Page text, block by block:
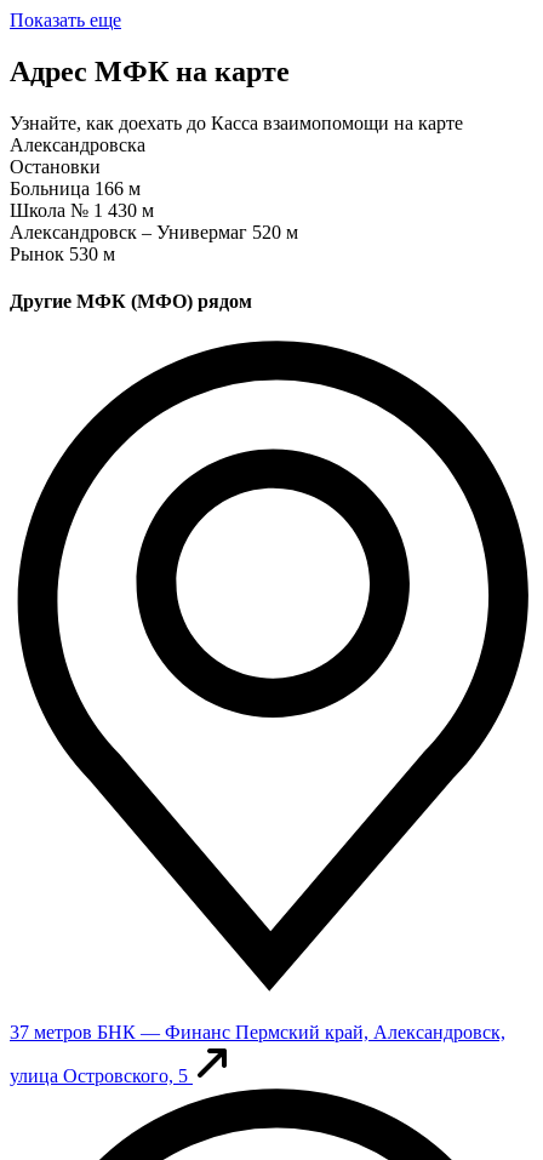
Показать еще
Адрес МФК на карте
Узнайте, как доехать до Касса взаимопомощи на карте
Александровска
Остановки
Больница 166 м
Школа № 1 430 м
Александровск – Универмаг 520 м
Рынок 530 м
Другие МФК (МФО) рядом
37 метров БНК — Финанс Пермский край, Александровск,
улица Островского, 5